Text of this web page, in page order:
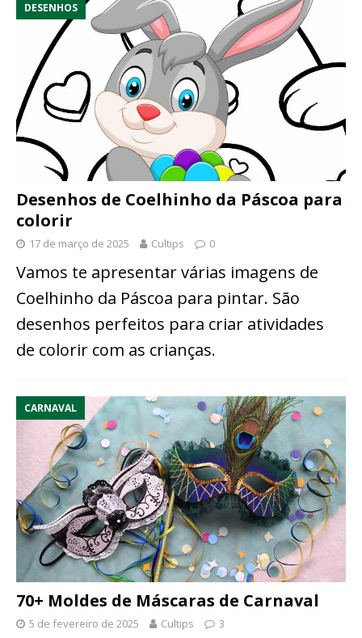
DESENHOS
Desenhos de Coelhinho da Páscoa para
colorir
17 de março de 2025 Cultips 0
Vamos te apresentar várias imagens de
Coelhinho da Páscoa para pintar. São
desenhos perfeitos para criar atividades
de colorir com as crianças.
CARNAVAL
70+ Moldes de Máscaras de Carnaval
5 de fevereiro de 2025 Cultips 3